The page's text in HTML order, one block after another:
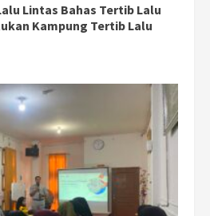
Lintas Bahas Tertib Lalu
Kampung Tertib Lalu